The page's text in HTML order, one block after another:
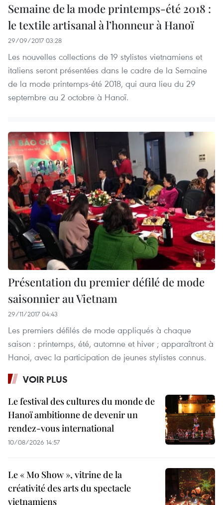
Semaine de la mode printemps-été 2018 :
le textile artisanal à l’honneur à Hanoï
29/09/2017 03:28
Les nouvelles collections de 19 stylistes vietnamiens et
italiens seront présentées dans le cadre de la Semaine
de la mode printemps-été 2018, qui aura lieu du 29
septembre au 2 octobre à Hanoï.
Présentation du premier défilé de mode
saisonnier au Vietnam
29/11/2017 04:43
Les premiers défilés de mode appliqués à chaque
saison : printemps, été, automne et hiver ; apparaîtront à
Hanoi, avec la participation de jeunes stylistes connus.
VOIR PLUS
Le festival des cultures du monde de
Hanoï ambitionne de devenir un
rendez-vous international
10/08/2026 14:57
Le « Mo Show », vitrine de la
créativité des arts du spectacle
vietnamiens